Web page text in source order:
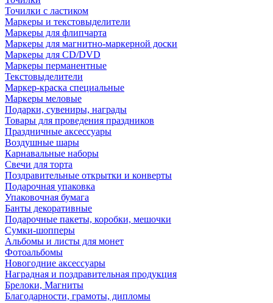
Точилки с ластиком
Маркеры и текстовыделители
Маркеры для флипчарта
Маркеры для магнитно-маркерной доски
Маркеры для CD/DVD
Маркеры перманентные
Текстовыделители
Маркер-краска специальные
Маркеры меловые
Подарки, сувениры, награды
Товары для проведения праздников
Праздничные аксессуары
Воздушные шары
Карнавальные наборы
Свечи для торта
Поздравительные открытки и конверты
Подарочная упаковка
Упаковочная бумага
Банты декоративные
Подарочные пакеты, коробки, мешочки
Сумки-шопперы
Альбомы и листы для монет
Фотоальбомы
Новогодние аксессуары
Наградная и поздравительная продукция
Брелоки, Магниты
Благодарности, грамоты, дипломы